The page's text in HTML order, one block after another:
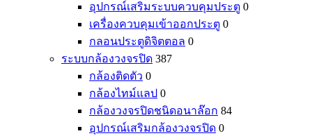
อุปกรณ์เสริมระบบควบคุมประตู 0
เครื่องควบคุมเข้าออกประตู 0
กลอนประตูดิจิตตอล 0
ระบบกล้องวงจรปิด 387
กล้องติดตัว 0
กล้องไทม์แลป 0
กล้องวงจรปิดชนิดอนาล๊อก 84
อุปกรณ์เสริมกล้องวงจรปิด 0